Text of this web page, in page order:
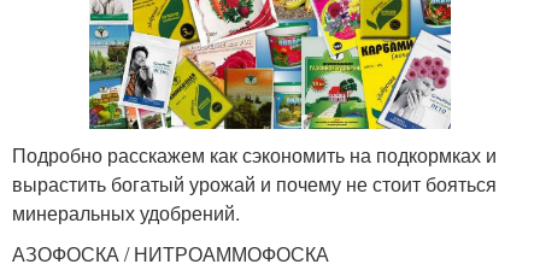
Подробно расскажем как сэкономить на подкормках и
вырастить богатый урожай и почему не стоит бояться
минеральных удобрений.
АЗОФОСКА / НИТРОАММОФОСКА